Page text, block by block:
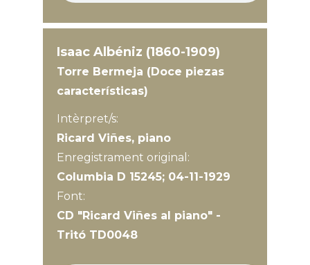
Isaac Albéniz (1860-1909)
Torre Bermeja (Doce piezas
características)
Intèrpret/s:
Ricard Viñes, piano
Enregistrament original:
Columbia D 15245; 04-11-1929
Font:
CD "Ricard Viñes al piano" -
Tritó TD0048